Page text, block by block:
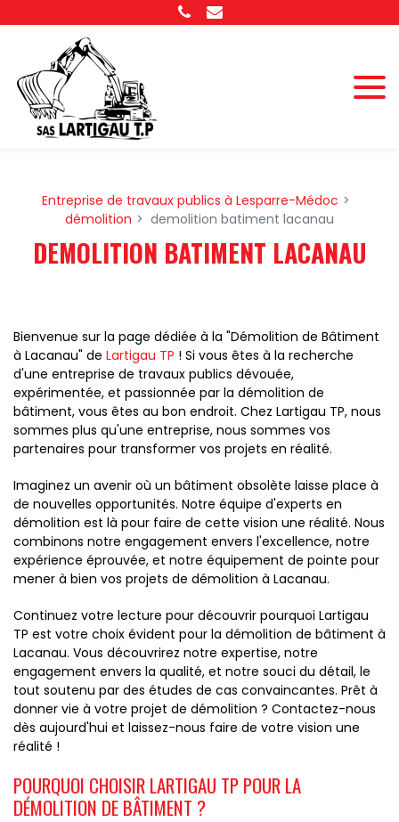
Entreprise de travaux publics à Lesparre-Médoc
démolition
demolition batiment lacanau
DEMOLITION BATIMENT LACANAU
Bienvenue sur la page dédiée à la "Démolition de Bâtiment
à Lacanau" de Lartigau TP ! Si vous êtes à la recherche
d'une entreprise de travaux publics dévouée,
expérimentée, et passionnée par la démolition de
bâtiment, vous êtes au bon endroit. Chez Lartigau TP, nous
sommes plus qu'une entreprise, nous sommes vos
partenaires pour transformer vos projets en réalité.
Imaginez un avenir où un bâtiment obsolète laisse place à
de nouvelles opportunités. Notre équipe d'experts en
démolition est là pour faire de cette vision une réalité. Nous
combinons notre engagement envers l'excellence, notre
expérience éprouvée, et notre équipement de pointe pour
mener à bien vos projets de démolition à Lacanau.
Continuez votre lecture pour découvrir pourquoi Lartigau
TP est votre choix évident pour la démolition de bâtiment à
Lacanau. Vous découvrirez notre expertise, notre
engagement envers la qualité, et notre souci du détail, le
tout soutenu par des études de cas convaincantes. Prêt à
donner vie à votre projet de démolition ? Contactez-nous
dès aujourd'hui et laissez-nous faire de votre vision une
réalité !
POURQUOI CHOISIR LARTIGAU TP POUR LA
DÉMOLITION DE BÂTIMENT ?
Panneau de gestion des cookies